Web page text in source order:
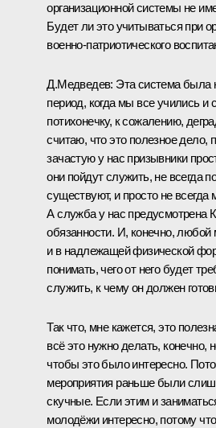
организационной системы не
Будет ли это учитываться при
военно-патриотического
Д.Медведев: Эта система была
период, когда мы все учились и
потихонечку, к сожалению,
считаю, что это полезное дело,
зачастую у нас призывники
они пойдут служить, не всегда
существуют, и просто не
А служба у нас предусмотрена
обязанности. И, конечно,
и в надлежащей физической
понимать, чего от него будет
служить, к чему он должен
Так что, мне кажется, это
всё это нужно делать, конечно,
чтобы это было интересно.
мероприятия раньше были
скучные. Если этим и
молодёжи интересно, потому